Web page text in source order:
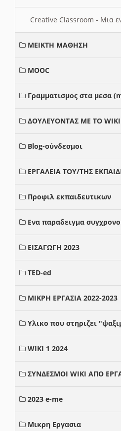
Creative Classroom - Μια
ΜΕΙΚΤΗ ΜΑΘΗΣΗ
MOOC
Γραμματισμος στα μεσα
ΔΟΥΛΕΥΟΝΤΑΣ ΜΕ ΤΟ
Blog-σύνδεσμοι
ΕΡΓΑΛΕΙΑ ΤΟΥ/ΤΗΣ
Προφιλ εκπαιδευτικων
Ενα παραδειγμα
ΕΙΣΑΓΩΓΗ 2023
TED-ed
ΜΙΚΡΗ ΕΡΓΑΣΙΑ 2022-2023
Υλικο που στηριζει
WIKI 1 2024
ΣΥΝΔΕΣΜΟΙ WIKI ΑΠΟ
2023 e-me
Μικρη Εργασια